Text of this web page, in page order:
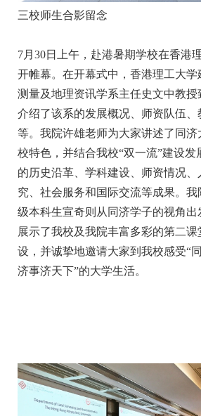
三校师生合影留念
7月30日上午，赴港暑期学校在香港
开帷幕。在开幕式中，香港理工大
测量及地理资讯学系主任史文中教
介绍了该系的发展概况、师资队伍
等。我院许雄老师为大家讲述了同
校特色，并结合我校“双一流”建设发
的历史沿革、学科建设、师资情况
究、社会服务和国际交流等成果。我
级本科生宣奇则从同济学子的视角
展示了我校及我院丰富多彩的第二
设，并诚挚地邀请大家到我校感受“
济事济天下”的大学生活。